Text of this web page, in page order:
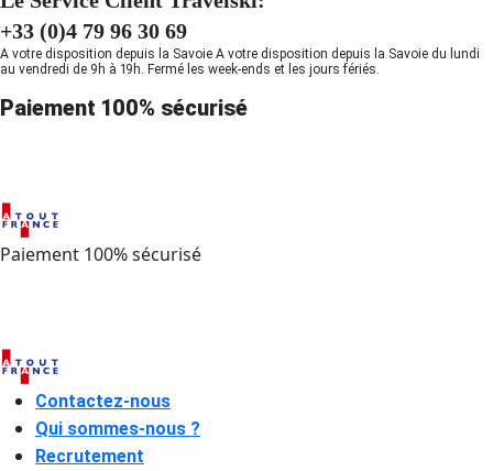
+33 (0)4 79 96 30 69
A votre disposition depuis la Savoie A votre disposition depuis la Savoie du lundi
au vendredi de 9h à 19h. Fermé les week-ends et les jours fériés.
Paiement 100% sécurisé
Paiement 100% sécurisé
Contactez-nous
Qui sommes-nous ?
Recrutement